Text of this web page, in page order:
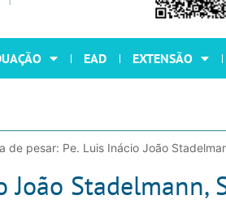
EAD EXTENSÃO
de pesar: Pe. Luis Inácio João
Stadelmann,